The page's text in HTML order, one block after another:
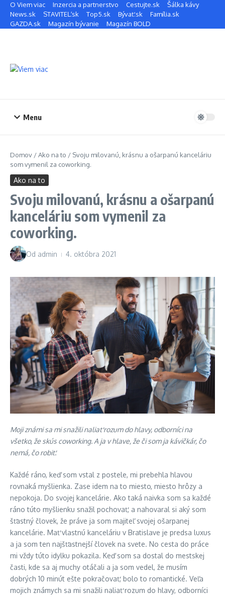
Preskočiť na obsah
O Viem viac Inzercia a partnerstvo Cestujte.sk
Šálka kávy
News.sk
STAVITEĽ.sk Top5.sk Bývať.sk
Família.sk
GAZDA.sk
Magazín bývanie Magazín BOLD
Menu
Domov /Ako na to / Svoju milovanú, krásnu a ošarpanú kanceláriu
som vymenil za coworking.
Ako na to
Svoju milovanú, krásnu a ošarpanú
kanceláriu som vymenil za
coworking.
Od admin 4. októbra 2021
Moji známi sa mi snažili naliať rozum do hlavy, odborníci na
všetko, že skús coworking. A ja v hlave, že či som ja kávičkár, čo
nemá, čo robiť.
Každé ráno, keď som vstal z postele, mi prebehla hlavou
rovnaká myšlienka. Zase idem na to miesto, miesto hrôzy a
nepokoja. Do svojej kancelárie. Ako taká naivka som sa každé
ráno túto myšlienku snažil pochovať, a nahovaral si aký som
šťastný človek, že práve ja som majiteľ svojej ošarpanej
kancelárie. Mať vlastnú kanceláriu v Bratislave je predsa luxus
a ja som ten najšťastnejší človek na svete. No cesta do práce
mi vždy túto idylku pokazila. Keď som sa dostal do mestskej
časti, kde sa aj muchy otáčali a ja som vedel, že musím
dobrých 10 minút ešte pokračovať, bolo to romantické. Veľa
mojich známych sa mi snažili naliať rozum do hlavy, odborníci